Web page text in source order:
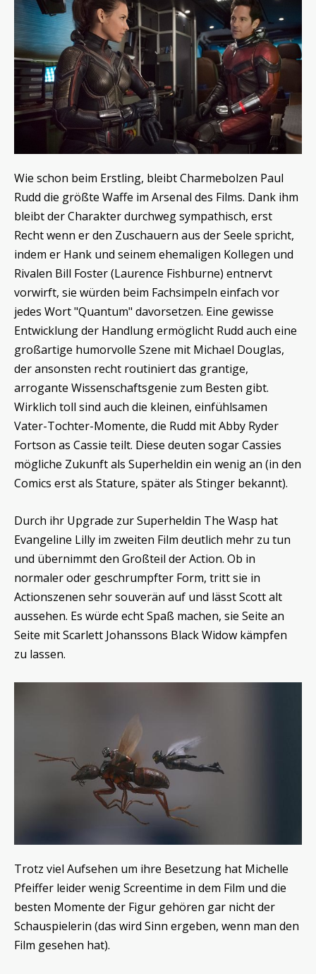
Wie schon beim Erstling, bleibt Charmebolzen Paul
Rudd die größte Waffe im Arsenal des Films. Dank ihm
bleibt der Charakter durchweg sympathisch, erst
Recht wenn er den Zuschauern aus der Seele spricht,
indem er Hank und seinem ehemaligen Kollegen und
Rivalen Bill Foster (Laurence Fishburne) entnervt
vorwirft, sie würden beim Fachsimpeln einfach vor
jedes Wort "Quantum" davorsetzen. Eine gewisse
Entwicklung der Handlung ermöglicht Rudd auch eine
großartige humorvolle Szene mit Michael Douglas,
der ansonsten recht routiniert das grantige,
arrogante Wissenschaftsgenie zum Besten gibt.
Wirklich toll sind auch die kleinen, einfühlsamen
Vater-Tochter-Momente, die Rudd mit Abby Ryder
Fortson as Cassie teilt. Diese deuten sogar Cassies
mögliche Zukunft als Superheldin ein wenig an (in den
Comics erst als Stature, später als Stinger bekannt).
Durch ihr Upgrade zur Superheldin The Wasp hat
Evangeline Lilly im zweiten Film deutlich mehr zu tun
und übernimmt den Großteil der Action. Ob in
normaler oder geschrumpfter Form, tritt sie in
Actionszenen sehr souverän auf und lässt Scott alt
aussehen. Es würde echt Spaß machen, sie Seite an
Seite mit Scarlett Johanssons Black Widow kämpfen
zu lassen.
Trotz viel Aufsehen um ihre Besetzung hat Michelle
Pfeiffer leider wenig Screentime in dem Film und die
besten Momente der Figur gehören gar nicht der
Schauspielerin (das wird Sinn ergeben, wenn man den
Film gesehen hat).